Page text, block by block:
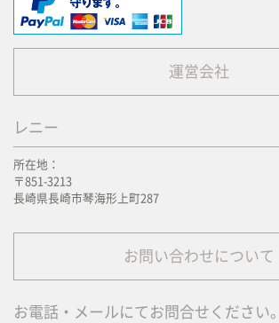
運営会社
レニー
所在地：
〒851-3213
長崎県長崎市琴海形上町287
お問い合わせについて
お電話・メールにてお問合せください。